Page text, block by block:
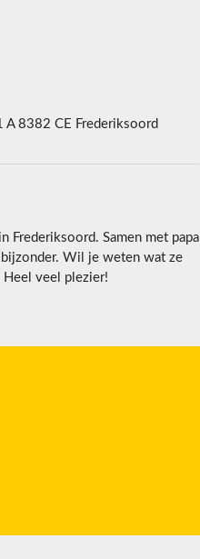
A 8382 CE Frederiksoord
Frederiksoord. Samen met papa
Wil je weten wat ze
Heel veel plezier!